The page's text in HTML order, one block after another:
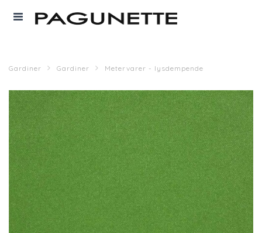
Gardiner Gardiner Metervarer - lysdempende